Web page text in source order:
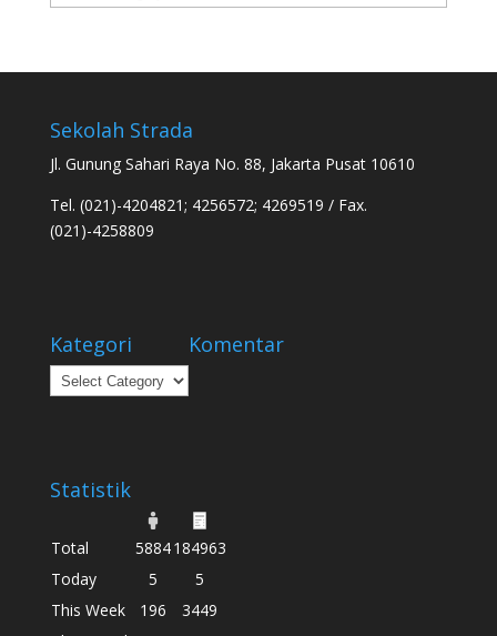
Sekolah Strada
Jl. Gunung Sahari Raya No. 88, Jakarta Pusat 10610
Tel. (021)-4204821; 4256572; 4269519 / Fax.
(021)-4258809
Kategori
Kategori
Komentar
Statistik
Total 5884184963
Today
5
5
This Week
196
3449